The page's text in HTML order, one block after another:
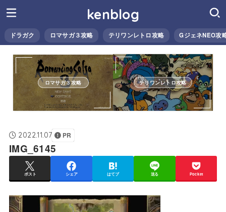
kenblog
ドラガク ロマサガ３攻略 テリワンレトロ攻略 GジェネNEO攻
ロマサガ３攻略 テリワンレトロ攻略
2022.11.07 PR
IMG_6145
ポスト シェア はてブ 送る Pocket